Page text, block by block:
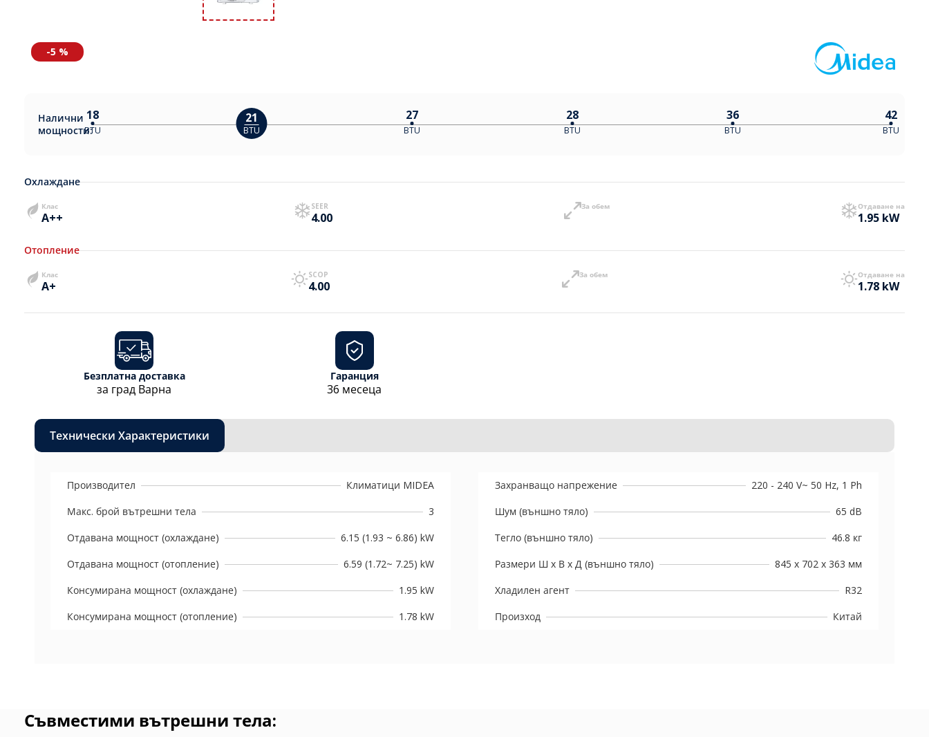
-5 %
Налични
мощности:
18
BTU
21
BTU
27
BTU
28
BTU
36
BTU
42
BTU
Охлаждане
Клас
A++
SEER
4.00
За обем Отдаване на
1.95 kW
Отопление
Клас
A+
SCOP
4.00
За обем Отдаване на
1.78 kW
Безплатна доставка
за град Варна
Гаранция
36 месеца
Технически Характеристики
Производител
Климатици MIDEA
Макс. брой вътрешни тела
3
Отдавана мощност (охлаждане)
6.15 (1.93 ~ 6.86) kW
Отдавана мощност (отопление)
6.59 (1.72~ 7.25) kW
Консумирана мощност (охлаждане)
1.95 kW
Консумирана мощност (отопление)
1.78 kW
Захранващо напрежение
220 - 240 V~ 50 Hz, 1 Ph
Шум (външно тяло)
65 dB
Тегло (външно тяло)
46.8 кг
Размери Ш х В х Д (външно тяло)
845 x 702 x 363 мм
Хладилен агент
R32
Произход
Китай
Съвместими вътрешни тела: